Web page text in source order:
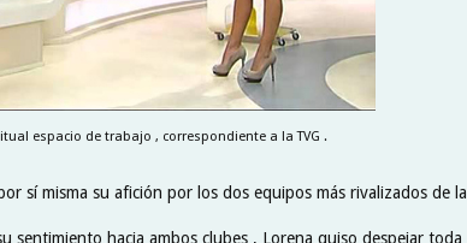
espacio de trabajo , correspondiente a la TVG .
sí misma su afición por los dos equipos más rivalizados de la
sentimiento hacia ambos clubes , Lorena quiso despejar toda